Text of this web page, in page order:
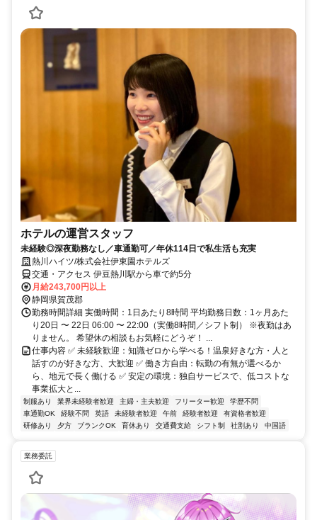
ホテルの運営スタッフ
未経験◎深夜勤務なし／車通勤可／年休114日で私生活も充実
熱川ハイツ/株式会社伊東園ホテルズ
交通・アクセス 伊豆熱川駅から車で約5分
月給243,700円以上
静岡県賀茂郡
勤務時間詳細 実働時間：1日あたり8時間 平均勤務日数：1ヶ月あた
り20日 〜 22日 06:00 〜 22:00（実働8時間／シフト制） ※夜勤はあ
りません。 希望休の相談もお気軽にどうぞ！ ...
仕事内容 ✅ 未経験歓迎：知識ゼロから学べる！温泉好きな方・人と
話すのが好きな方、大歓迎 ✅ 働き方自由：転勤の有無が選べるか
ら、地元で長く働ける ✅ 安定の環境：独自サービスで、低コストな
事業拡大と...
制服あり 業界未経験者歓迎 主婦・主夫歓迎 フリーター歓迎
学歴不問
車通勤OK
経験不問 英語 未経験者歓迎 午前 経験者歓迎
有資格者歓迎
研修あり
夕方 ブランクOK 育休あり 交通費支給 シフト制 社割あり 中国語
業務委託